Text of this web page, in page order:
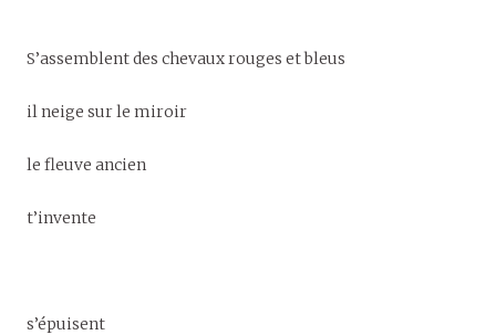
S’assemblent des chevaux rouges et bleus
il neige sur le miroir
le fleuve ancien
t’invente
s’épuisent